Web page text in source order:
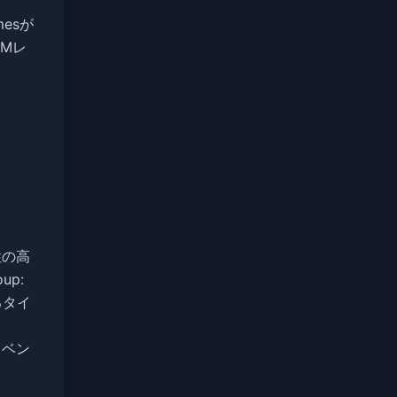
が
レ
高
イ
ン